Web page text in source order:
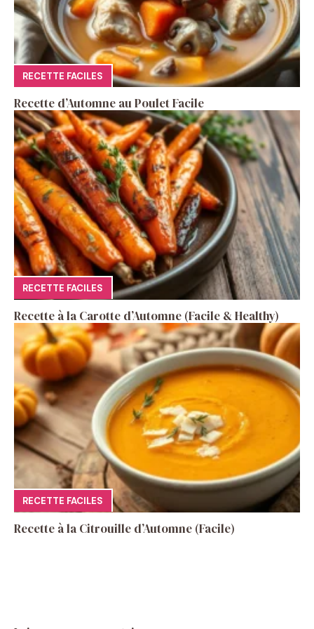
RECETTE FACILES
Recette d’Automne au Poulet Facile
RECETTE FACILES
Recette à la Carotte d’Automne (Facile & Healthy)
RECETTE FACILES
Recette à la Citrouille d’Automne (Facile)